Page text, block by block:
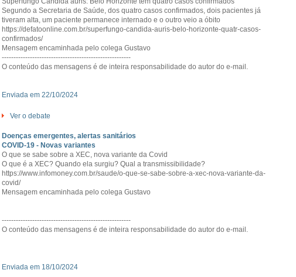
Segundo a Secretaria de Saúde, dos quatro casos confirmados, dois pacientes já
tiveram alta, um paciente permanece internado e o outro veio a óbito
https://defatoonline.com.br/superfungo-candida-auris-belo-horizonte-quatr-casos-
confirmados/
Mensagem encaminhada pelo colega Gustavo
-------------------------------------------------------
O conteúdo das mensagens é de inteira responsabilidade do autor do e-mail.
Enviada em 22/10/2024
Ver o debate
Doenças emergentes, alertas sanitários
COVID-19 - Novas variantes
O que se sabe sobre a XEC, nova variante da Covid
O que é a XEC? Quando ela surgiu? Qual a transmissibilidade?
https://www.infomoney.com.br/saude/o-que-se-sabe-sobre-a-xec-nova-variante-da-
covid/
Mensagem encaminhada pelo colega Gustavo
-------------------------------------------------------
O conteúdo das mensagens é de inteira responsabilidade do autor do e-mail.
Enviada em 18/10/2024